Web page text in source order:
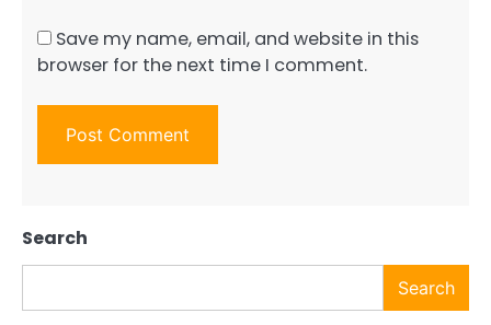
Save my name, email, and website in this
browser for the next time I comment.
Search
Search